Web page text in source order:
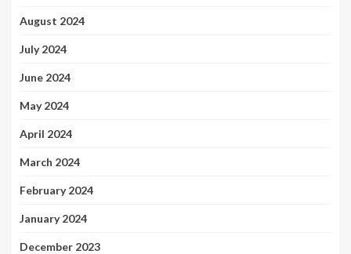
August 2024
July 2024
June 2024
May 2024
April 2024
March 2024
February 2024
January 2024
December 2023